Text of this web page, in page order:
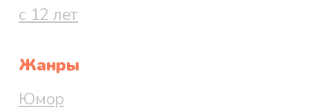
с 12 лет
Жанры
Юмор